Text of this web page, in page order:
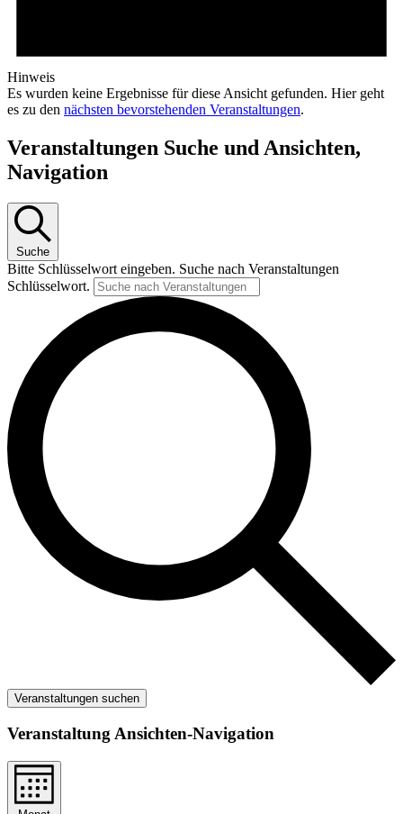
Hinweis
Es wurden keine Ergebnisse für diese Ansicht gefunden. Hier geht
es zu den nächsten bevorstehenden Veranstaltungen.
Veranstaltungen Suche und Ansichten,
Navigation
Suche
Bitte Schlüsselwort eingeben. Suche nach Veranstaltungen
Schlüsselwort.
Veranstaltungen suchen
Veranstaltung Ansichten-Navigation